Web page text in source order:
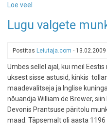
Loe veel
rohkem
rubla
Lugu valgete
Postitas Leiutaja.com -
Umbes sellel ajal, kui meil Eestis
uksest sisse astusid, kinkis
maadevalitseja ja Inglise kuninga
nõuandja William de Brewer, siin
Devonis Prantsuse päritolu
maad. Täpsemalt oli aasta 1196